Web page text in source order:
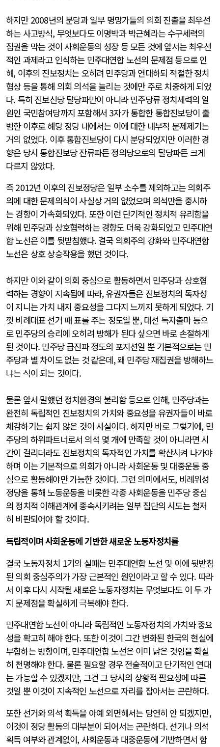
하지만 2008년의 분당과 일부 명망가들의 의회 진출을 최우선
하는 사고방식, 무엇보다도 이명박과 박근혜라는 수구세력의
집권을 막는 것이 사회운동의 성장 등 모든 것에 앞서는 최우선
적인 과제라고 인식하는 민주대연합 노선의 문제점 등으로 인
해, 이후의 진보정치는 오히려 민주당과 연대하되 적절한 정치
협상 등을 통해 의회 의석을 늘리는 것에만 주로 치중하게 되었
다. 특히 진보신당 탈당파만이 아니라 민주당류 정치세력의 일
원인 국민참여당까지 포함해서 3자가 통합한 통합진보당이 출
범한 이후로 해당 정당 내에서는 이에 대한 내부적 문제제기는
거의 없었다. 이후 통합진보당이 다시 분당되었지만 이러한 경
향은 당시 통합진보당 잔류파든 정의당으로의 탈당파든 크게
다르지 않았다.
즉 2012년 이후의 진보정당은 일부 소수를 제외하고는 의회주
의에 대한 문제의식이 사실상 거의 없었으며 의석만을 중시하
는 경향이 가속화되었다. 또한 이런 단기적인 정치적 유리함을
위해 민주당과 상호협력하는 경향도 더욱 강화되었고 민주대연
합 노선은 이를 뒷받침했다. 결국 의회주의 강화와 민주대연합
노선은 상호 상승작용을 했던 것이다.
하지만 이와 같이 의회 중심으로 활동하면서 민주당과 상호협
력하는 경향이 지속됨에 따라, 유권자들은 진보정치의 독자성
이 지니는 가치 내지 중요성을 그다지 느끼지 못하게 되었다. 기
껏 비례대표 선거 때 표를 주는 정도일 뿐, 대선 독자출마 등으
로 민주당의 승리에 오히려 방해가 된다 싶으면 바로 손절하게
된 것이다. 민주당 급진파 정도의 포지션일 뿐 기본적으로는 민
주당과 별 차이도 없는 것 같은데, 왜 민주당 재집권을 방해하느
냐는 식이 되는 것이다.
물론 앞서 말했던 정치환경의 불리함 등으로 인해, 민주당과는
완전히 독립적인 진보정치의 가치와 중요성을 유권자들이 바로
체감하기는 쉽지 않은 것이 사실이다. 하지만 바로 그렇기에, 민
주당의 하위파트너로서 의석 몇 개에 만족할 것이 아니라면 시
간이 걸리더라도 진보정치의 독자적인 가치를 확산시켜 나가야
하며 이는 기본적으로 의회가 아니라 사회운동 및 대중운동 중
심으로 활동해야만 가능한 것이다. 그런 의미에서도, 비례위성
정당을 통해 노동운동을 비롯한 각종 사회운동을 민주당 중심
의 정치적 이해관계에 종속시키려는 일부 집단의 시도는 철저
히 비판되어야 할 것이다.
독립적이며 사회운동에 기반한 새로운 노동자정치를
결국 노동자정치 1기의 실패는 민주대연합 노선 및 이에 뒷받침
된 의회 중심주의가 가장 근본적인 원인이라고 할 수 있다. 따라
서 이후 다시 시작될 새로운 노동자정치는 무엇보다도 이 두 가
지 문제점을 확실하게 극복해야 한다.
민주대연합 노선이 아니라 독립적인 노동자정치의 가치와 중요
성을 확고히 해야 한다. 또한 이것이 그간 변화된 한국의 현실에
부합하는 방향이며, 민주대연합 노선은 이미 낡은 것임을 확실
히 천명해야 한다. 물론 필요할 경우 전술적이고 단기적인 연대
는 가능할 수 있겠지만, 그건 그 당시의 상황적 필요성에 따른
것일 뿐 이것이 지속적인 노선으로 자리를 잡아서는 곤란하다.
또한 선거와 의석 획득을 아예 외면해서는 당연히 안 되겠지만,
이것이 정당 활동의 대부분이 되어서는 곤란하다. 선거나 의석
획득 여부와 관계없이, 사회운동과 대중운동에 기반하면서 함